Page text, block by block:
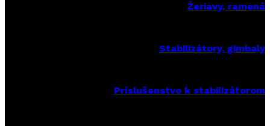
Žeriavy, ramená
Stabilizátory, gimbaly
Príslušenstvo k stabilizátorom